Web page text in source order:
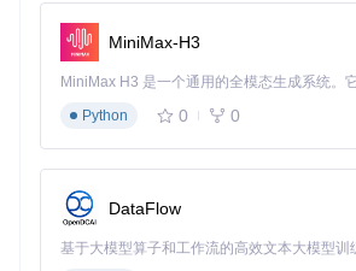
的时候也能聆听。tidal-dl-ng的操作简单直
中输入歌曲、专辑或艺术家名称，找到想
即可。它会自动将音乐保存到你设置的路
tidal-dl-ng主界面操作流程
进阶技巧指南
如何用tidal-dl-ng进行音质参数的个性
的设置界面，找到音质设置选项。你可以
和存储空间，调整音频的比特率、采样率
MiniMax-H3
Python
0 0
DataFlow
基于大模型算子和工作流的高效文本大模型训